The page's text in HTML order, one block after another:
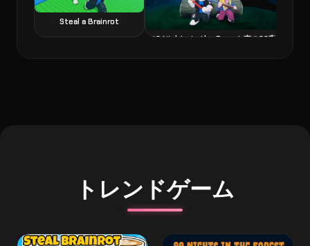
Steal a Brainrot
99 Nights in the Forest 森の99夜
トレンドゲーム